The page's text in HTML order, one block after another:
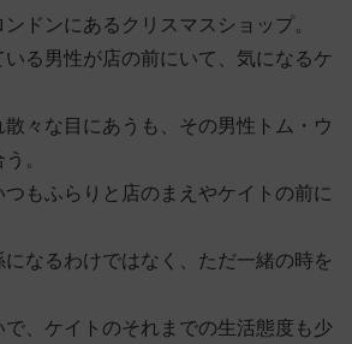
ドンにあるクリスマスショップ。
る男性が店の前にいて、気になるケ
々な目にあうも、その男性トム・ウ
。
もふらりと店のまえやケイトの前に
なるわけではなく、ただ一緒の時を
、ケイトのそれまでの生活態度も少